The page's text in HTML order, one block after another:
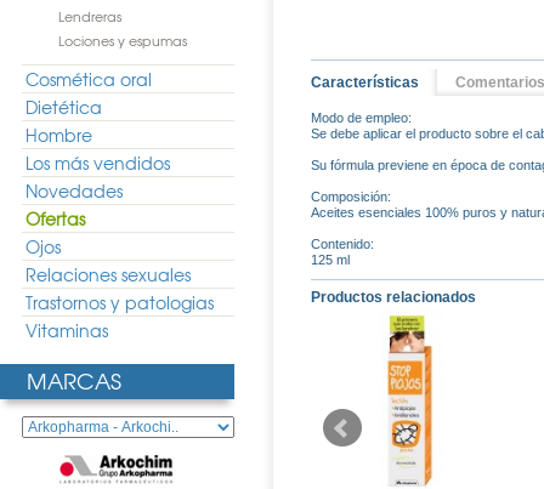
Lendreras
Lociones y espumas
Cosmética oral
Dietética
Hombre
Los más vendidos
Novedades
Ofertas
Ojos
Relaciones sexuales
Trastornos y patologias
Vitaminas
MARCAS
Características Comentarios
Modo de empleo:
Se debe aplicar el producto sobre el
Su fórmula previene en época de
Composición:
Aceites esenciales 100% puros y
Contenido:
125 ml
Productos relacionados